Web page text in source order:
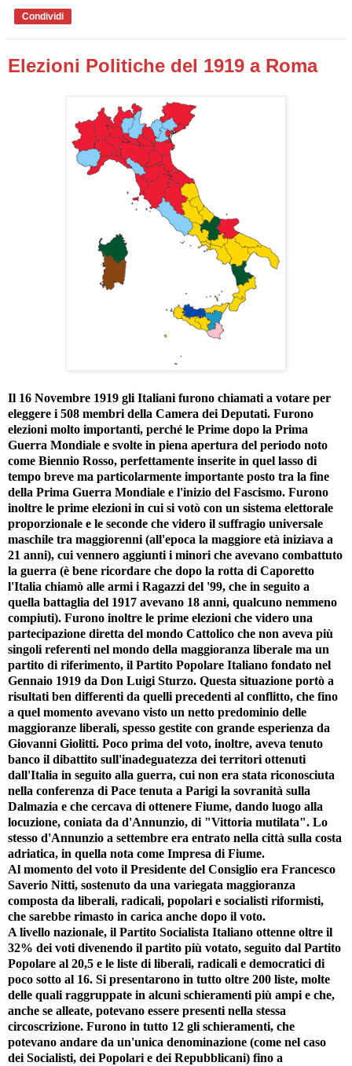
Condividi
Elezioni Politiche del 1919 a Roma
Il 16 Novembre 1919 gli Italiani furono chiamati a votare per
eleggere i 508 membri della Camera dei Deputati. Furono
elezioni molto importanti, perché le Prime dopo la Prima
Guerra Mondiale e svolte in piena apertura del periodo noto
come Biennio Rosso, perfettamente inserite in quel lasso di
tempo breve ma particolarmente importante posto tra la fine
della Prima Guerra Mondiale e l'inizio del Fascismo. Furono
inoltre le prime elezioni in cui si votò con un sistema elettorale
proporzionale e le seconde che videro il suffragio universale
maschile tra maggiorenni (all'epoca la maggiore età iniziava a
21 anni), cui vennero aggiunti i minori che avevano combattuto
la guerra (è bene ricordare che dopo la rotta di Caporetto
l'Italia chiamò alle armi i Ragazzi del '99, che in seguito a
quella battaglia del 1917 avevano 18 anni, qualcuno nemmeno
compiuti). Furono inoltre le prime elezioni che videro una
partecipazione diretta del mondo Cattolico che non aveva più
singoli referenti nel mondo della maggioranza liberale ma un
partito di riferimento, il Partito Popolare Italiano fondato nel
Gennaio 1919 da Don Luigi Sturzo. Questa situazione portò a
risultati ben differenti da quelli precedenti al conflitto, che fino
a quel momento avevano visto un netto predominio delle
maggioranze liberali, spesso gestite con grande esperienza da
Giovanni Giolitti. Poco prima del voto, inoltre, aveva tenuto
banco il dibattito sull'inadeguatezza dei territori ottenuti
dall'Italia in seguito alla guerra, cui non era stata riconosciuta
nella conferenza di Pace tenuta a Parigi la sovranità sulla
Dalmazia e che cercava di ottenere Fiume, dando luogo alla
locuzione, coniata da d'Annunzio, di "Vittoria mutilata". Lo
stesso d'Annunzio a settembre era entrato nella città sulla costa
adriatica, in quella nota come Impresa di Fiume.
Al momento del voto il Presidente del Consiglio era Francesco
Saverio Nitti, sostenuto da una variegata maggioranza
composta da liberali, radicali, popolari e socialisti riformisti,
che sarebbe rimasto in carica anche dopo il voto.
A livello nazionale, il Partito Socialista Italiano ottenne oltre il
32% dei voti divenendo il partito più votato, seguito dal Partito
Popolare al 20,5 e le liste di liberali, radicali e democratici di
poco sotto al 16. Si presentarono in tutto oltre 200 liste, molte
delle quali raggruppate in alcuni schieramenti più ampi e che,
anche se alleate, potevano essere presenti nella stessa
circoscrizione. Furono in tutto 12 gli schieramenti, che
potevano andare da un'unica denominazione (come nel caso
dei Socialisti, dei Popolari e dei Repubblicani) fino a